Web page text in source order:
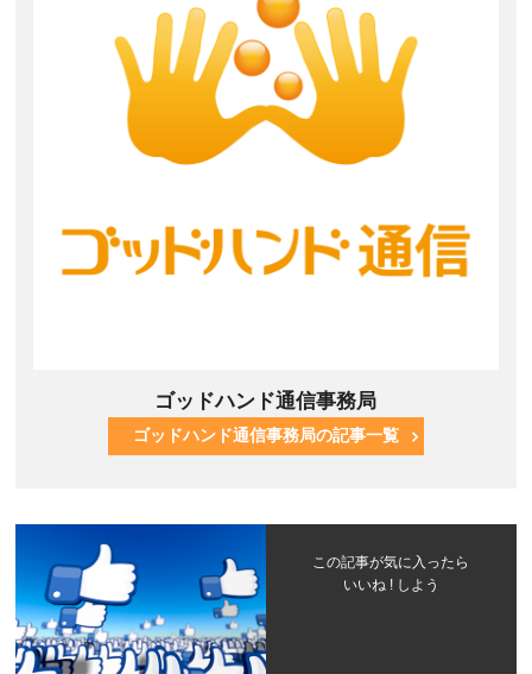
ゴッドハンド通信事務局
ゴッドハンド通信事務局の記事一覧
この記事が気に入ったら
いいね ! しよう